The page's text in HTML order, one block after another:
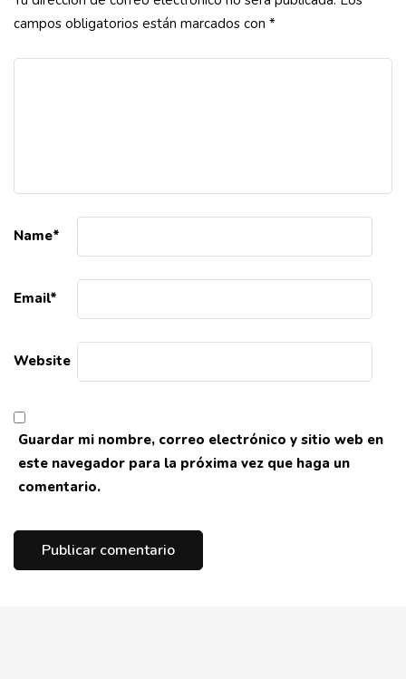
campos obligatorios están marcados con *
Name*
Email*
Website
Guardar mi nombre, correo electrónico y sitio web en
este navegador para la próxima vez que haga un
comentario.